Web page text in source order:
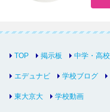
TOP 掲示板 中学・高
エデュナビ 学校ブログ
東大京大 学校動画